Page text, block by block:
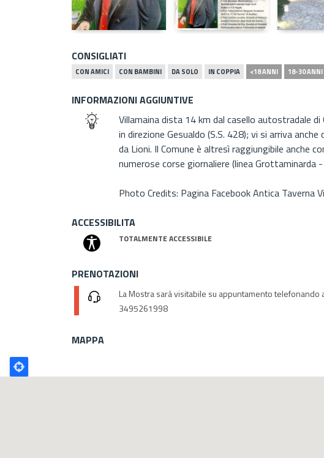
CONSIGLIATI
CON AMICI CON BAMBINI DA SOLO IN COPPIA <18 ANNI 18-30 ANNI
INFORMAZIONI AGGIUNTIVE
Villamaina dista 14 km dal casello autostradale
in direzione Gesualdo (S.S. 428); vi si arriva
da Lioni. Il Comune è altresì raggiungibile anche
numerose corse giornaliere (linea Grottaminarda
Photo Credits: Pagina Facebook Antica Taverna
ACCESSIBILITA
TOTALMENTE ACCESSIBILE
PRENOTAZIONI
La Mostra sarà visitabile su appuntamento
3495261998
MAPPA
Poligono
GEO